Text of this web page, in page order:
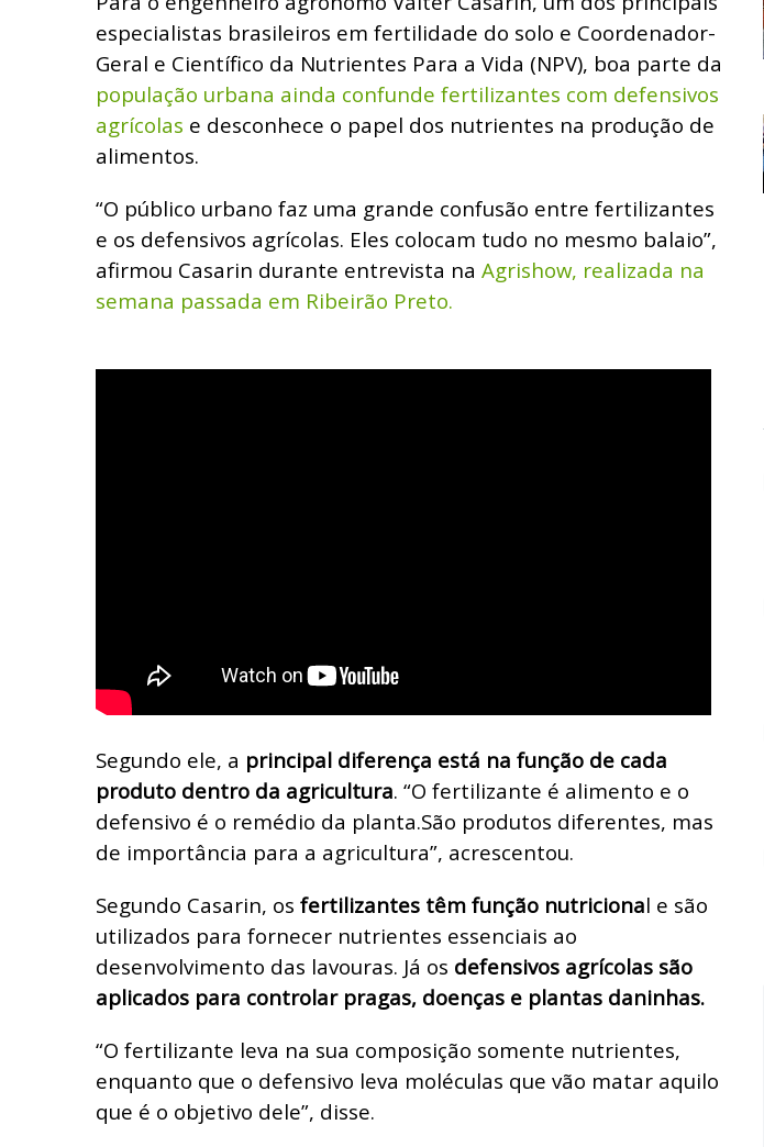
especialistas brasileiros em fertilidade do solo e Coordenador-
Geral e Científico da Nutrientes Para a Vida (NPV), boa parte da
população urbana ainda confunde fertilizantes com defensivos
agrícolas e desconhece o papel dos nutrientes na produção de
alimentos.
“O público urbano faz uma grande confusão entre fertilizantes
e os defensivos agrícolas. Eles colocam tudo no mesmo balaio”,
afirmou Casarin durante entrevista na Agrishow, realizada na
semana passada em Ribeirão Preto.
Segundo ele, a principal diferença está na função de cada
produto dentro da agricultura. “O fertilizante é alimento e o
defensivo é o remédio da planta.São produtos diferentes, mas
de importância para a agricultura”, acrescentou.
Segundo Casarin, os fertilizantes têm função nutricional e são
utilizados para fornecer nutrientes essenciais ao
desenvolvimento das lavouras. Já os defensivos agrícolas são
aplicados para controlar pragas, doenças e plantas daninhas.
“O fertilizante leva na sua composição somente nutrientes,
enquanto que o defensivo leva moléculas que vão matar aquilo
que é o objetivo dele”, disse.